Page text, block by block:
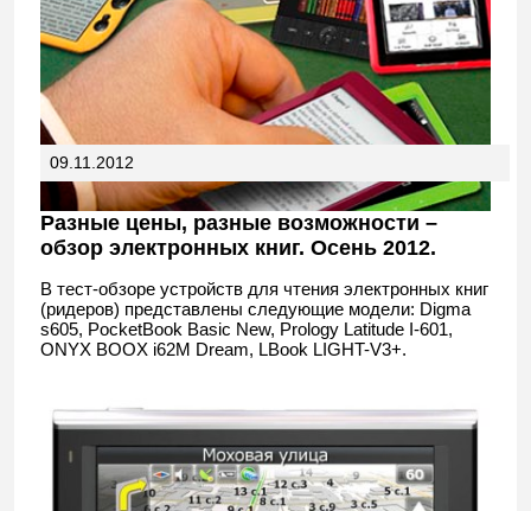
09.11.2012
Разные цены, разные возможности –
обзор электронных книг. Осень 2012.
В тест-обзоре устройств для чтения электронных книг
(ридеров) представлены следующие модели: Digma
s605, PocketBook Basic New, Prology Latitude I-601,
ONYX BOOX i62M Dream, LBook LIGHT-V3+.